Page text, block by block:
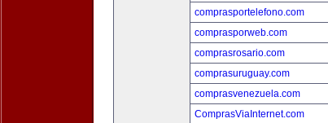
comprasportelefono.com
comprasporweb.com
comprasrosario.com
comprasuruguay.com
comprasvenezuela.com
ComprasViaInternet.com